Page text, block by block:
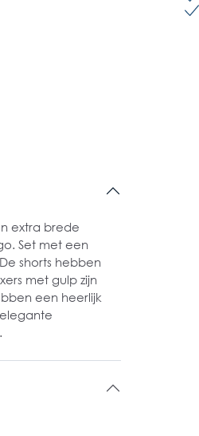
extra brede
Set met een
shorts hebben
met gulp zijn
een heerlijk